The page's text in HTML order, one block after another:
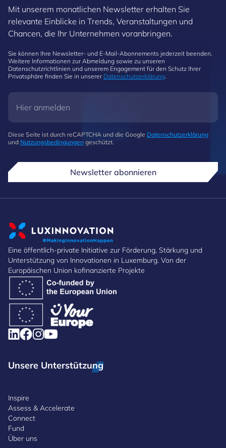
Mit unserem monatlichen Newsletter erhalten Sie
relevante Einblicke in Trends, Veranstaltungen und
Chancen, die Ihr Unternehmen voranbringen.
Sie können Ihre Newsletter- und E-Mail-Abonnements jederzeit beenden.
Weitere Informationen zur Abmeldung sowie zu unseren
Datenschutzrichtlinien und unserem Engagement für den Schutz Ihrer
Privatsphäre finden Sie in unserer Datenschutzerklärung
Diese Seite ist durch reCAPTCHA und die Google Datenschutzerklärung
und Nutzungsbedingungen geschützt.
Newsletter abonnieren
Eine öffentlich-private Initiative zur Förderung, Stärkung und
Unterstützung von Innovationen in Luxemburg. Von der
Europäischen Union kofinanzierte Projekte
Unsere Unterstützung
Inspire
Assess & Accelerate
Connect
Fund
Über uns